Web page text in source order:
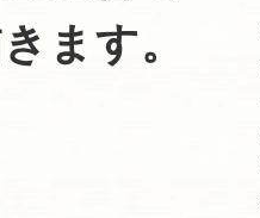
ます。